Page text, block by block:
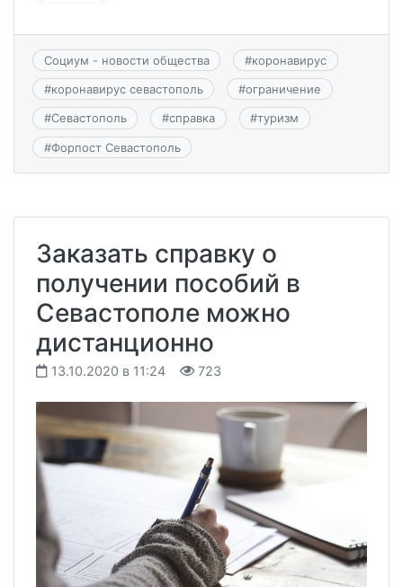
Социум - новости общества #коронавирус
#коронавирус севастополь #ограничение
#Севастополь #справка #туризм
#Форпост Севастополь
Заказать справку о
получении пособий в
Севастополе можно
дистанционно
13.10.2020 в 11:24 723